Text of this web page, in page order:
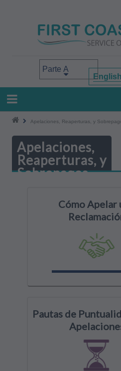
Select your area of interest
English
Apelaciones, Reaperturas, y
Apelaciones,
Reaperturas, y
Sobrepagos
Cómo Apelar
Pautas de